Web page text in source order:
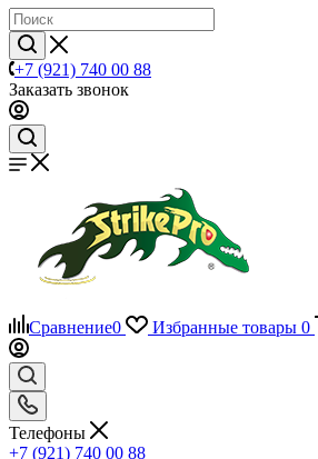
+7 (921) 740 00 88
Заказать звонок
Сравнение0 Избранные товары 0
Телефоны
+7 (921) 740 00 88